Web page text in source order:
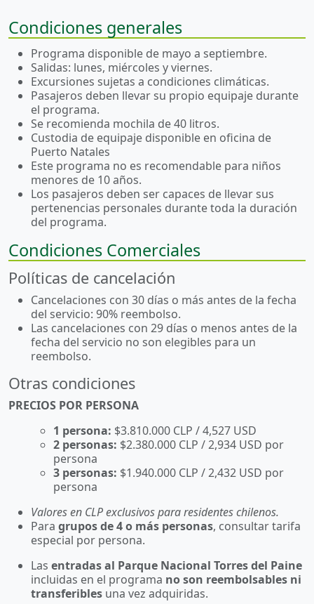
Condiciones generales
Programa disponible de mayo a septiembre.
Salidas: lunes, miércoles y viernes.
Excursiones sujetas a condiciones climáticas.
Pasajeros deben llevar su propio equipaje durante
el programa.
Se recomienda mochila de 40 litros.
Custodia de equipaje disponible en oficina de
Puerto Natales
Este programa no es recomendable para niños
menores de 10 años.
Los pasajeros deben ser capaces de llevar sus
pertenencias personales durante toda la duración
del programa.
Condiciones Comerciales
Políticas de cancelación
Cancelaciones con 30 días o más antes de la fecha
del servicio: 90% reembolso.
Las cancelaciones con 29 días o menos antes de la
fecha del servicio no son elegibles para un
reembolso.
Otras condiciones
PRECIOS POR PERSONA
1 persona: $3.810.000 CLP / 4,527 USD
2 personas: $2.380.000 CLP / 2,934 USD por
persona
3 personas: $1.940.000 CLP / 2,432 USD por
persona
Valores en CLP exclusivos para residentes chilenos.
Para grupos de 4 o más personas, consultar tarifa
especial por persona.
Las entradas al Parque Nacional Torres del Paine
incluidas en el programa no son reembolsables ni
transferibles una vez adquiridas.